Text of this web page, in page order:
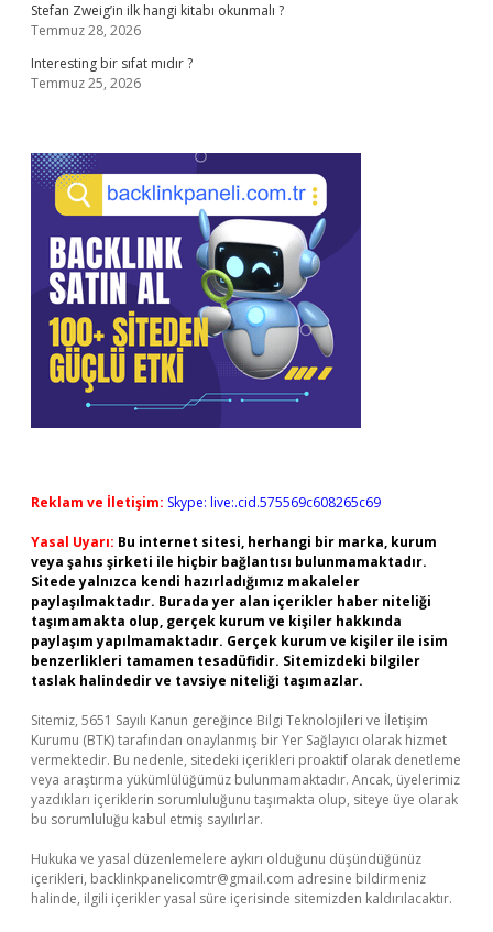
Stefan Zweig’in ilk hangi kitabı okunmalı ?
Temmuz 28, 2026
Interesting bir sıfat mıdır ?
Temmuz 25, 2026
Reklam ve İletişim: Skype: live:.cid.575569c608265c69
Yasal Uyarı: Bu internet sitesi, herhangi bir marka, kurum
veya şahıs şirketi ile hiçbir bağlantısı bulunmamaktadır.
Sitede yalnızca kendi hazırladığımız makaleler
paylaşılmaktadır. Burada yer alan içerikler haber niteliği
taşımamakta olup, gerçek kurum ve kişiler hakkında
paylaşım yapılmamaktadır. Gerçek kurum ve kişiler ile isim
benzerlikleri tamamen tesadüfidir. Sitemizdeki bilgiler
taslak halindedir ve tavsiye niteliği taşımazlar.
Sitemiz, 5651 Sayılı Kanun gereğince Bilgi Teknolojileri ve İletişim
Kurumu (BTK) tarafından onaylanmış bir Yer Sağlayıcı olarak hizmet
vermektedir. Bu nedenle, sitedeki içerikleri proaktif olarak denetleme
veya araştırma yükümlülüğümüz bulunmamaktadır. Ancak, üyelerimiz
yazdıkları içeriklerin sorumluluğunu taşımakta olup, siteye üye olarak
bu sorumluluğu kabul etmiş sayılırlar.
Hukuka ve yasal düzenlemelere aykırı olduğunu düşündüğünüz
içerikleri, backlinkpanelicomtr@gmail.com adresine bildirmeniz
halinde, ilgili içerikler yasal süre içerisinde sitemizden kaldırılacaktır.